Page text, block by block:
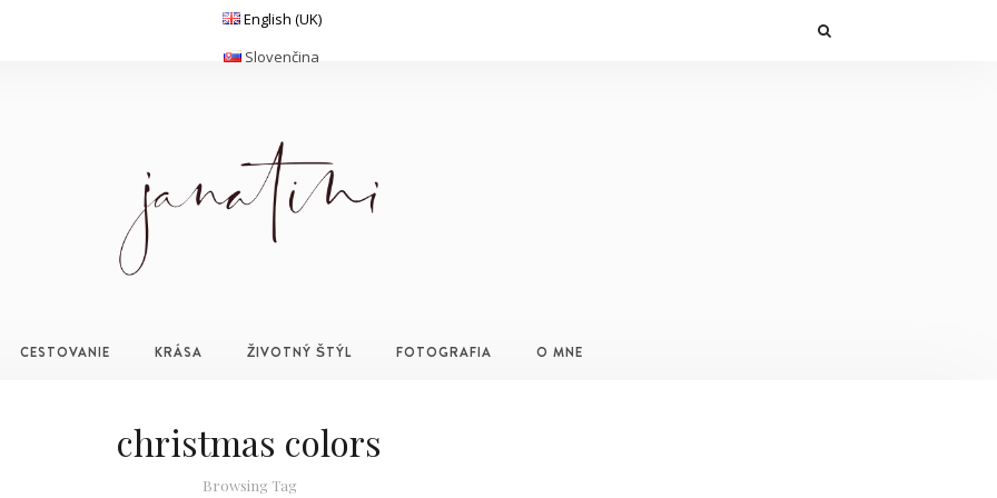
English (UK)
Slovenčina
CESTOVANIE KRÁSA ŽIVOTNÝ ŠTÝL FOTOGRAFIA O MNE
christmas colors
Browsing Tag